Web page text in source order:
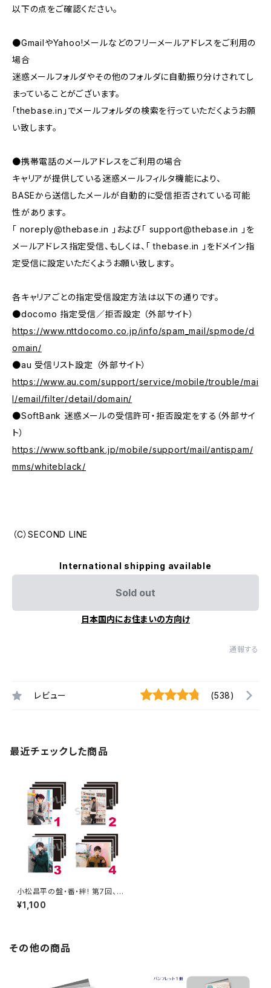
以下の点をご確認ください。
●GmailやYahoo!メールなどのフリーメールアドレスをご利用の
場合
迷惑メールフォルダやその他のフォルダに自動振り分けされてし
まっていることがございます。
「thebase.in」でメールフォルダの検索を行っていただくようお願
い致します。
●携帯電話のメールアドレスをご利用の場合
キャリアが提供している迷惑メールフィルタ機能により、
BASEから送信したメールが自動的に受信拒否されている可能
性があります。
「 noreply@thebase.in 」および「 support@thebase.in
」を
メールアドレス指定受信、もしくは、「 thebase.in 」をドメイン指
定受信に設定いただくようお願い致します。
各キャリアごとの指定受信設定方法は以下の通りです。
●docomo 指定受信／拒否設定 （外部サイト）
https://www.nttdocomo.co.jp/info/spam_mail/spmode/d
omain/
●au 受信リスト設定 （外部サイト）
https://www.au.com/support/service/mobile/trouble/mai
l/email/filter/detail/domain/
●SoftBank 迷惑メールの受信許可・拒否設定をする（外部サイ
ト）
https://www.softbank.jp/mobile/support/mail/antispam/
mms/whiteblack/
（C）SECOND LINE
International shipping available
Sold out
日本国内にお住まいの方向け
通報する
レビュー (538)
最近チェックした商品
小松昌平の盤・番・絆! 第7回、第
8回 ブロマイド ※ランダム販
売
¥1,100
その他の商品